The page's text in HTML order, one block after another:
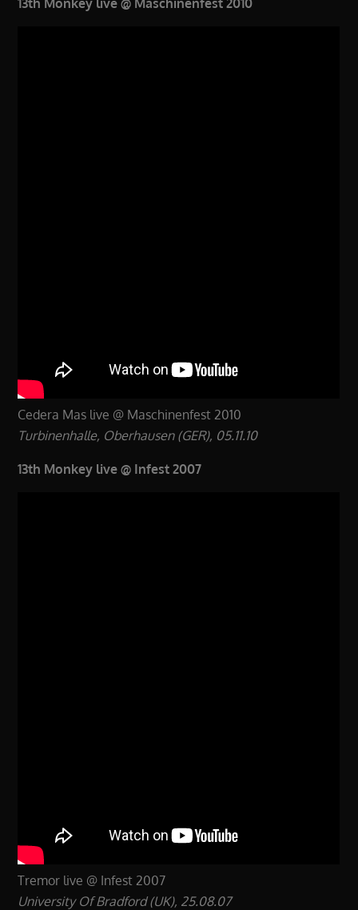
Cedera Mas live @ Maschinenfest 2010
Turbinenhalle, Oberhausen (GER), 05.11.10
13th Monkey live @ Infest 2007
Tremor live @ Infest 2007
University Of Bradford (UK), 25.08.07